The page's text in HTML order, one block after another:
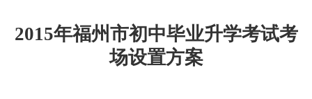
2015年福州市初中毕业升学考试考
场设置方案